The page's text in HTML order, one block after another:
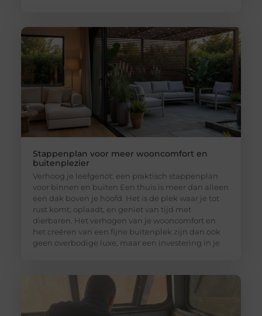
Stappenplan voor meer wooncomfort en
buitenplezier
Verhoog je leefgenot: een praktisch stappenplan
voor binnen en buiten Een thuis is meer dan alleen
een dak boven je hoofd. Het is de plek waar je tot
rust komt, oplaadt, en geniet van tijd met
dierbaren. Het verhogen van je wooncomfort en
het creëren van een fijne buitenplek zijn dan ook
geen overbodige luxe, maar een investering in je